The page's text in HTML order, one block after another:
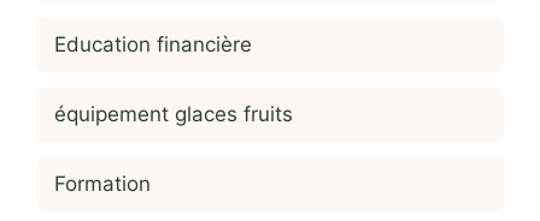
Education financière
équipement glaces fruits
Formation